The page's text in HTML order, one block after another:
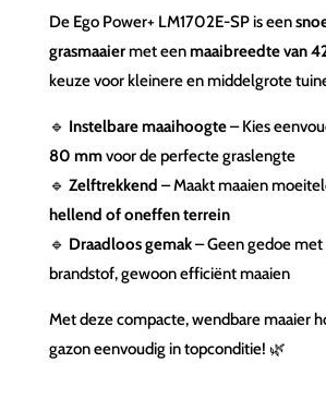
De Ego Power+ LM1702E-SP is een
grasmaaiermet eenmaaibreedte van
keuze voor kleinere en middelgrote
🔹 Instelbare maaihoogte– Kies
80 mmvoor de perfecte graslengte
🔹 Zelftrekkend – Maakt maaien
hellend of oneffen terrein
🔹 Draadloos gemak– Geen gedoe met
brandstof, gewoon efficiënt maaien
Met deze compacte, wendbare maaier
gazon eenvoudig in topconditie! 🌿